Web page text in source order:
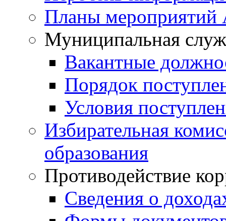
Планы мероприятий
Муниципальная
Вакантные
Порядок
Условия
Избирательная
образования
Противодействие
Сведения о